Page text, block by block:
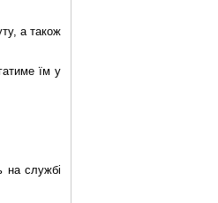
а також
їм у
на службі